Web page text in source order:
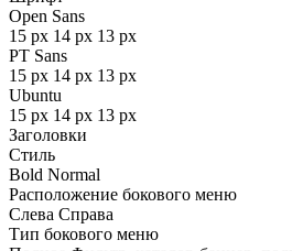
Open Sans
15 px 14 px 13 px
PT Sans
15 px 14 px 13 px
Ubuntu
15 px 14 px 13 px
Заголовки
Стиль
Bold Normal
Расположение бокового меню
Слева Справа
Тип бокового меню